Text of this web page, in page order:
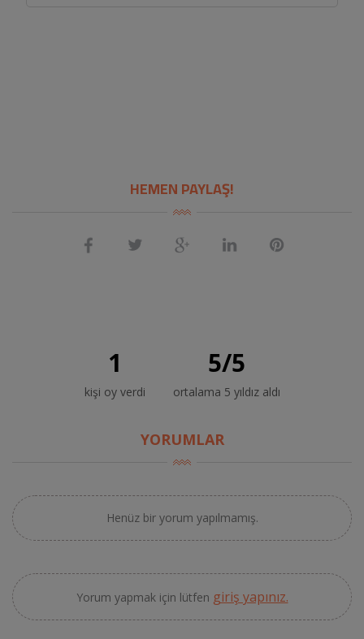
HEMEN PAYLAŞ!
1
kişi oy verdi
5/5
ortalama 5 yıldız aldı
YORUMLAR
Henüz bir yorum yapılmamış.
Yorum yapmak için lütfen giriş yapınız.